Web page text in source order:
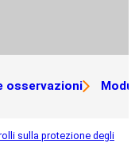
osservazioni
sulla protezione degli